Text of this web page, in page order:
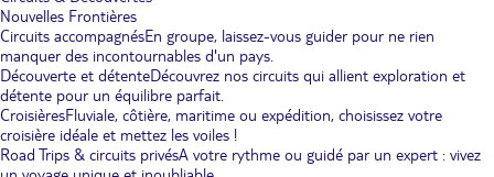
Nouvelles Frontières
Circuits accompagnésEn groupe, laissez-vous guider pour ne rien
manquer des incontournables d'un pays.
Découverte et détenteDécouvrez nos circuits qui allient exploration et
détente pour un équilibre parfait.
CroisièresFluviale, côtière, maritime ou expédition, choisissez votre
croisière idéale et mettez les voiles !
Road Trips & circuits privésA votre rythme ou guidé par un expert : vivez